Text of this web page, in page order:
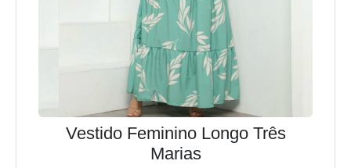
Vestido Feminino Longo Três
Marias